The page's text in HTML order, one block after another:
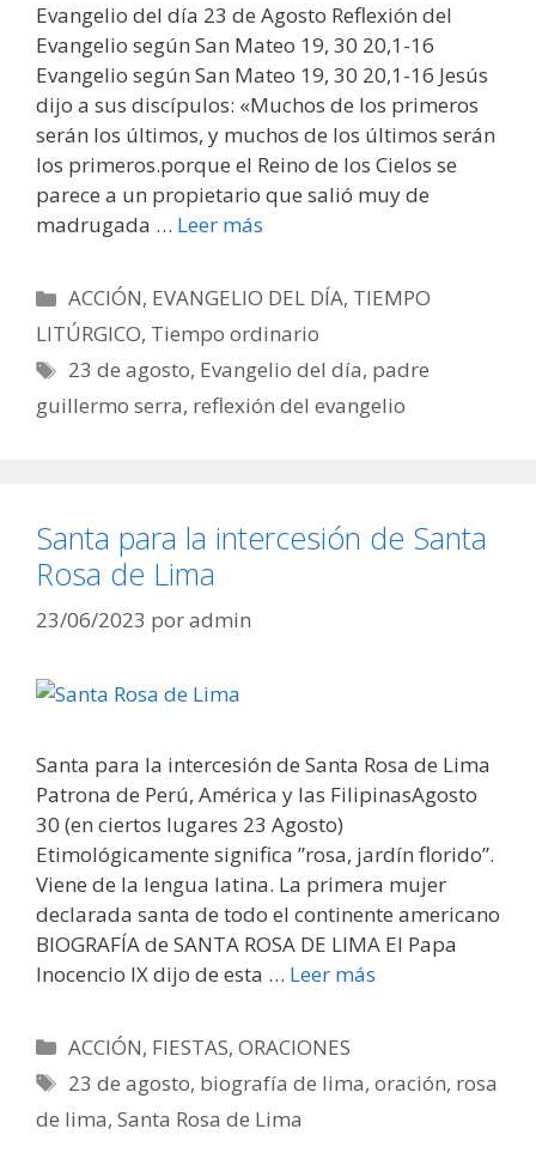
Evangelio del día 23 de Agosto Reflexión del
Evangelio según San Mateo 19, 30 20,1-16
Evangelio según San Mateo 19, 30 20,1-16 Jesús
dijo a sus discípulos: «Muchos de los primeros
serán los últimos, y muchos de los últimos serán
los primeros.porque el Reino de los Cielos se
parece a un propietario que salió muy de
madrugada … Leer más
Categorías
ACCIÓN, EVANGELIO DEL DÍA, TIEMPO
LITÚRGICO, Tiempo ordinario
Etiquetas
23 de agosto, Evangelio del día, padre
guillermo serra, reflexión del evangelio
Santa para la intercesión de Santa
Rosa de Lima
23/06/2023 poradmin
Santa para la intercesión de Santa Rosa de Lima
Patrona de Perú, América y las FilipinasAgosto
30 (en ciertos lugares 23 Agosto)
Etimológicamente significa ”rosa, jardín florido”.
Viene de la lengua latina. La primera mujer
declarada santa de todo el continente americano
BIOGRAFÍA de SANTA ROSA DE LIMA El Papa
Inocencio IX dijo de esta … Leer más
Categorías
ACCIÓN, FIESTAS,ORACIONES
Etiquetas
23 de agosto, biografía de lima,oración, rosa
de lima, Santa Rosa de Lima